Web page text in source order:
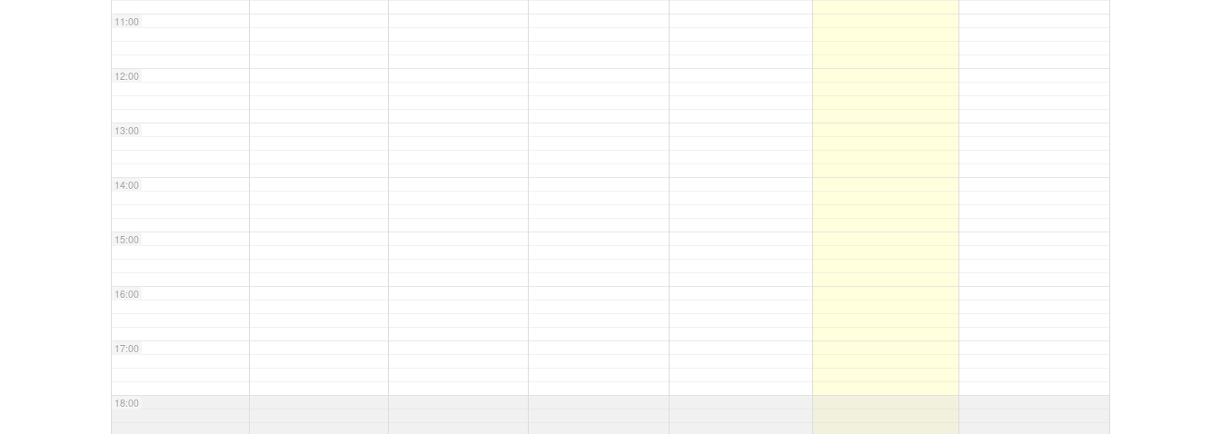
11:00
12:00
13:00
14:00
15:00
16:00
17:00
18:00